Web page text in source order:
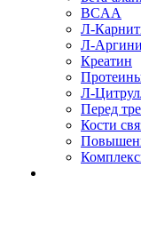
BCAA
Л-
Л-
Креатин
Л-
Перед
Кости